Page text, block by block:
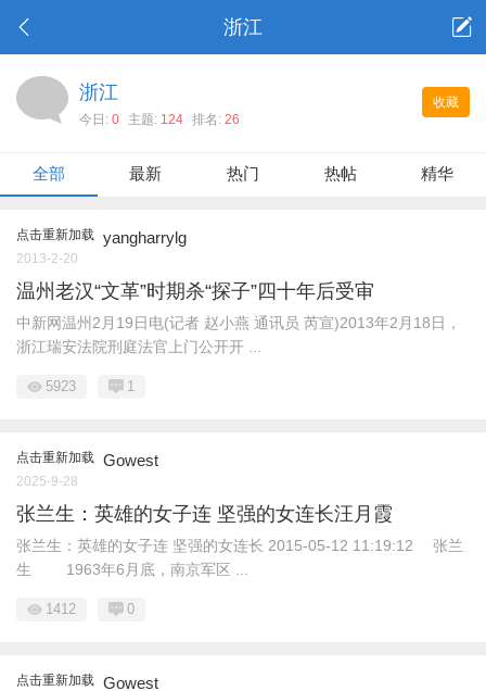
浙江
收藏
浙江
今日: 0 主题: 124 排名: 26
全部 最新 热门 热帖 精华
点击重新加载 yangharrylg
2013-2-20
温州老汉“文革”时期杀“探子”四十年后受审
中新网温州2月19日电(记者 赵小燕 通讯员 芮宣)2013年2月18日，
浙江瑞安法院刑庭法官上门公开开 ...
5923 1
点击重新加载 Gowest
2025-9-28
张兰生：英雄的女子连 坚强的女连长汪月霞
张兰生：英雄的女子连 坚强的女连长 2015-05-12 11:19:12 张兰
生 1963年6月底，南京军区 ...
1412 0
点击重新加载 Gowest